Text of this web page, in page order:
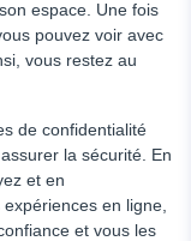
espace. Une fois
pouvez voir avec
vous restez au
de confidentialité
la sécurité. En
et en
en ligne,
et vous les